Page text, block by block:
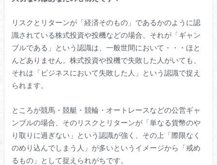
リスクとリターンが「経済そのもの」であるかのように認
識されている株式投資や投機などの場合、それが「ギャン
ブルである」という認識は、一般世間において・・・ほと
んどありません。株式投資や投機で失敗した人がいても、
それは「ビジネスにおいて失敗した人」という認識で捉え
られます。
ところが競馬・競艇・競輪・オートレースなどの公営ギャ
ンブルの場合、そのリスクとリターンが「単なる貨幣のや
り取りに過ぎない」という認識が強く、その上「際限なく
のめり込んでしまう人」が多いというイメージから「戒め
るもの」として捉えられがちです。